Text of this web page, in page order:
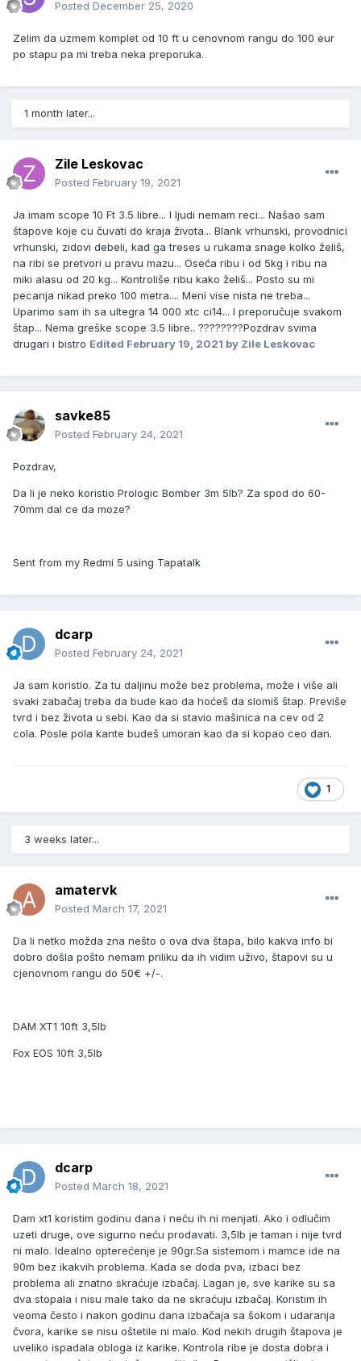
Posted December 25, 2020
Zelim da uzmem komplet od 10 ft u cenovnom rangu do 100 eur
po stapu pa mi treba neka preporuka.
1 month later...
Zile Leskovac
Posted February 19, 2021
Ja imam scope 10 Ft 3.5 libre... I ljudi nemam reci... Našao sam
štapove koje cu čuvati do kraja života... Blank vrhunski, provodnici
vrhunski, zidovi debeli, kad ga treses u rukama snage kolko želiš,
na ribi se pretvori u pravu mazu... Oseća ribu i od 5kg i ribu na
miki alasu od 20 kg... Kontroliše ribu kako želiš... Posto su mi
pecanja nikad preko 100 metra.... Meni vise nista ne treba...
Uparimo sam ih sa ultegra 14 000 xtc ci14... I preporučuje svakom
štap... Nema greške scope 3.5 libre.. ????????Pozdrav svima
drugari i bistro Edited February 19, 2021 by Zile Leskovac
savke85
Posted February 24, 2021
Pozdrav,
Da li je neko koristio Prologic Bomber 3m 5lb? Za spod do 60-
70mm dal ce da moze?
Sent from my Redmi 5 using Tapatalk
dcarp
Posted February 24, 2021
Ja sam koristio. Za tu daljinu može bez problema, može i više ali
svaki zabačaj treba da bude kao da hoćeš da slomiš štap. Previše
tvrd i bez života u sebi. Kao da si stavio mašinica na cev od 2
cola. Posle pola kante budeš umoran kao da si kopao ceo dan.
1
3 weeks later...
amatervk
Posted March 17, 2021
Da li netko možda zna nešto o ova dva štapa, bilo kakva info bi
dobro došla pošto nemam priliku da ih vidim uživo, štapovi su u
cjenovnom rangu do 50€ +/-.
DAM XT1 10ft 3,5lb
Fox EOS 10ft 3,5lb
dcarp
Posted March 18, 2021
Dam xt1 koristim godinu dana i neću ih ni menjati. Ako i odlučim
uzeti druge, ove sigurno neću prodavati. 3,5lb je taman i nije tvrd
ni malo. Idealno opterećenje je 90gr.Sa sistemom i mamce ide na
90m bez ikakvih problema. Kada se doda pva, izbaci bez
problema ali znatno skraćuje izbačaj. Lagan je, sve karike su sa
dva stopala i nisu male tako da ne skraćuju izbačaj. Koristim ih
veoma često i nakon godinu dana izbačaja sa šokom i udaranja
čvora, karike se nisu oštetile ni malo. Kod nekih drugih štapova je
uveliko ispadala obloga iz karike. Kontrola ribe je dosta dobra i